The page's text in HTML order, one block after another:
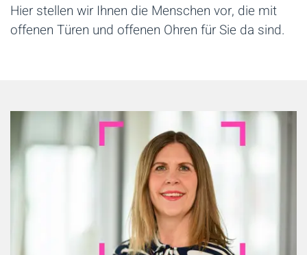
Hier stellen wir Ihnen die Menschen vor, die mit
offenen Türen und offenen Ohren für Sie da sind.